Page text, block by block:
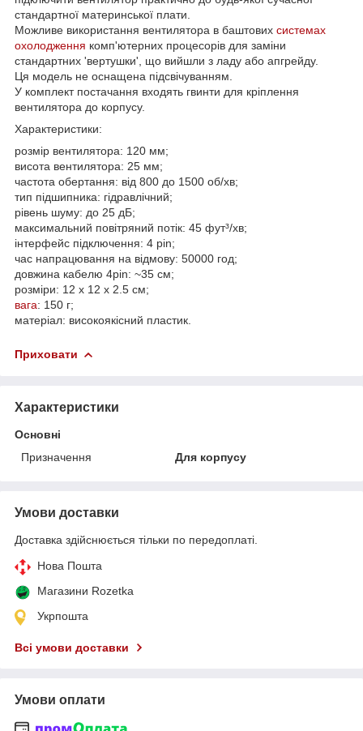
стандартної материнської плати.
Можливе використання вентилятора в баштових системах
охолодження комп'ютерних процесорів для заміни
стандартних 'вертушки', що вийшли з ладу або апгрейду.
Ця модель не оснащена підсвічуванням.
У комплект постачання входять гвинти для кріплення
вентилятора до корпусу.
Характеристики:
розмір вентилятора: 120 мм;
висота вентилятора: 25 мм;
частота обертання: від 800 до 1500 об/хв;
тип підшипника: гідравлічний;
рівень шуму: до 25 дБ;
максимальний повітряний потік: 45 фут³/хв;
інтерфейс підключення: 4 pin;
час напрацювання на відмову: 50000 год;
довжина кабелю 4pin: ~35 см;
розміри: 12 х 12 х 2.5 см;
вага: 150 г;
матеріал: високоякісний пластик.
Приховати
Характеристики
Основні
Призначення
Для корпусу
Умови доставки
Доставка здійснюється тільки по передоплаті.
Нова Пошта
Магазини Rozetka
Укрпошта
Всі умови доставки
Умови оплати